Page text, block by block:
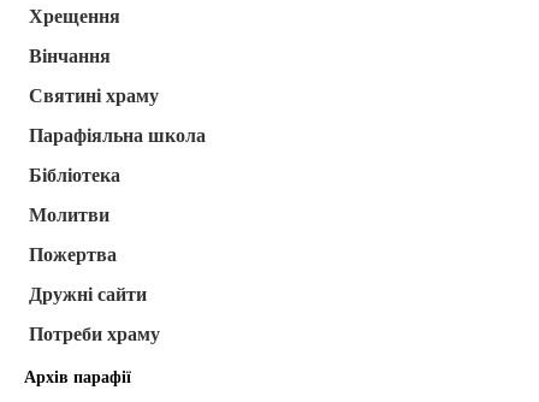
Хрещення
Вінчання
Святині храму
Парафіяльна школа
Бібліотека
Молитви
Пожертва
Дружні сайти
Потреби храму
Архів парафії